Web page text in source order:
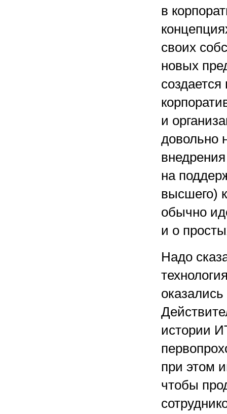
в
своих
новых
и
довольно
на
высшего)
обычно
и о
Надо
истории
при этом
чтобы